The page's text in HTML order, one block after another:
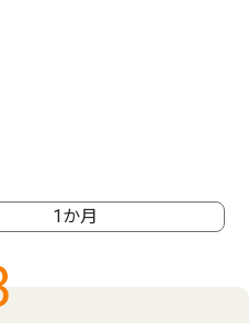
1か月